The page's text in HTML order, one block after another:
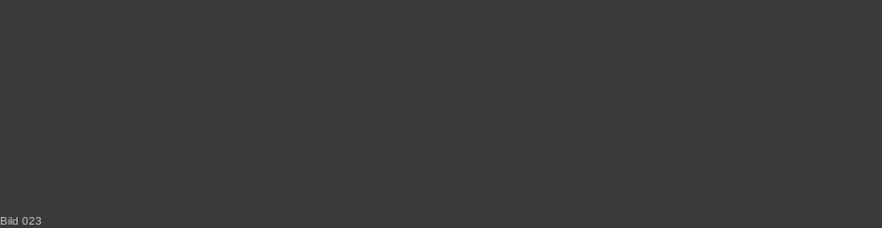
Bild 023